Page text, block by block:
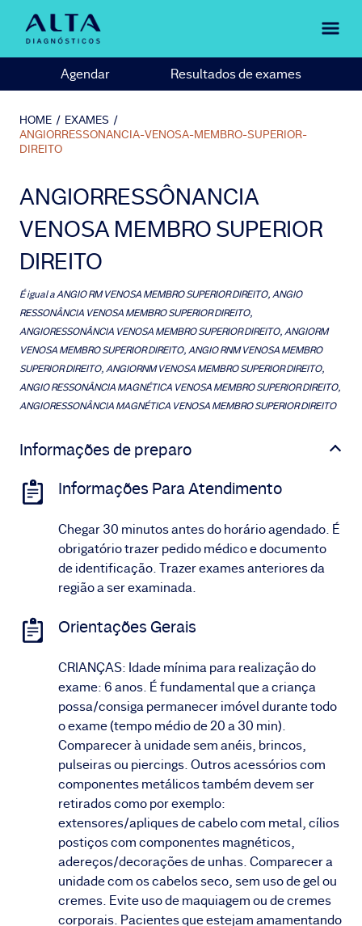
Agendar Resultados de exames
HOME / EXAMES /
ANGIORRESSONANCIA-VENOSA-MEMBRO-SUPERIOR-
DIREITO
ANGIORRESSÔNANCIA
VENOSA MEMBRO SUPERIOR
DIREITO
É igual aANGIO RM VENOSA MEMBRO SUPERIOR DIREITO, ANGIO
RESSONÂNCIA VENOSA MEMBRO SUPERIOR DIREITO,
ANGIORESSONÂNCIA VENOSA MEMBRO SUPERIOR DIREITO, ANGIORM
VENOSA MEMBRO SUPERIOR DIREITO, ANGIO RNM VENOSA MEMBRO
SUPERIOR DIREITO, ANGIORNM VENOSA MEMBRO SUPERIOR DIREITO,
ANGIO RESSONÂNCIA MAGNÉTICA VENOSA MEMBRO SUPERIOR DIREITO,
ANGIORESSONÂNCIA MAGNÉTICA VENOSA MEMBRO SUPERIOR DIREITO
Informações de preparo
Informações Para Atendimento
Chegar 30 minutos antes do horário agendado. É
obrigatório trazer pedido médico e documento
de identificação. Trazer exames anteriores da
região a ser examinada.
Orientações Gerais
CRIANÇAS: Idade mínima para realização do
exame: 6 anos. É fundamental que a criança
possa/consiga permanecer imóvel durante todo
o exame (tempo médio de 20 a 30 min).
Comparecer à unidade sem anéis, brincos,
pulseiras ou piercings. Outros acessórios com
componentes metálicos também devem ser
retirados como por exemplo:
extensores/apliques de cabelo com metal, cílios
postiços com componentes magnéticos,
adereços/decorações de unhas. Comparecer a
unidade com os cabelos seco, sem uso de gel ou
cremes. Evite uso de maquiagem ou de cremes
corporais. Pacientes que estejam amamentando